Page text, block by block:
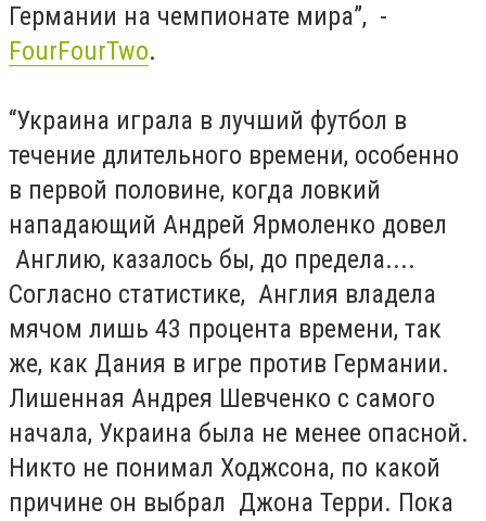
Германии на чемпионате мира”, -
FourFourTwo.
“Украина играла в лучший футбол в
течение длительного времени, особенно
в первой половине, когда ловкий
нападающий Андрей Ярмоленко довел
Англию, казалось бы, до предела....
Согласно статистике, Англия владела
мячом лишь 43 процента времени, так
же, как Дания в игре против Германии.
Лишенная Андрея Шевченко с самого
начала, Украина была не менее опасной.
Никто не понимал Ходжсона, по какой
причине он выбрал Джона Терри. Пока